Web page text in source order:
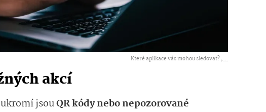
Které aplikace vás mohou sledovat? ,...
akcí
jsouQR kódy nebo nepozorované